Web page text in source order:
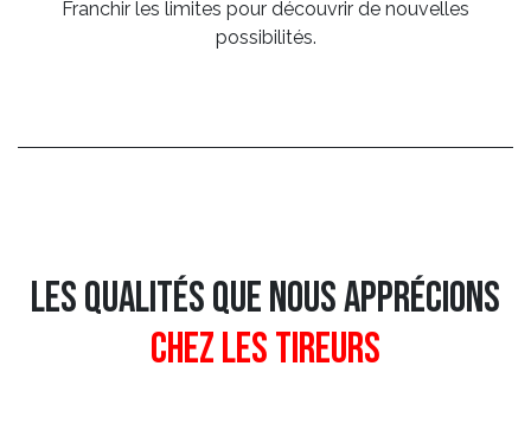
Franchir les limites pour découvrir de nouvelles
possibilités.
Les qualités que nous apprécions
chez les tireurs